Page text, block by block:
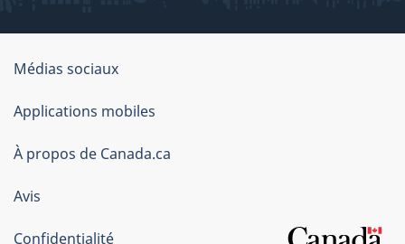
Organisation
du
gouvernement
du
Canada
Médias sociaux
Applications mobiles
À propos de Canada.ca
Avis
Confidentialité